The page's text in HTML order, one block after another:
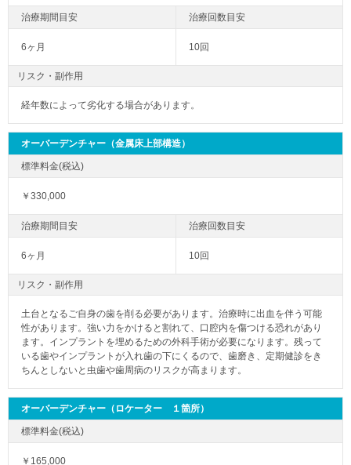
6ヶ月 10回
リスク・副作用
経年数によって劣化する場合があります。
オーバーデンチャー（金属床上部構造）
￥330,000
6ヶ月 10回
リスク・副作用
土台となるご自身の歯を削る必要があります。治療時に出血を伴う可能
性があります。強い力をかけると割れて、口腔内を傷つける恐れがあり
ます。インプラントを埋めるための外科手術が必要になります。残って
いる歯やインプラントが入れ歯の下にくるので、歯磨き、定期健診をき
ちんとしないと虫歯や歯周病のリスクが高まります。
オーバーデンチャー（ロケーター １箇所）
￥165,000